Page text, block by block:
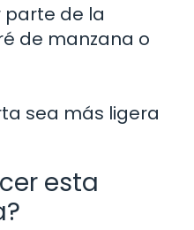
parte de la
de manzana o
sea más ligera
esta